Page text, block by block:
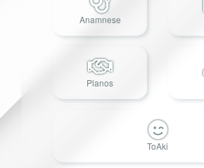
Anamnese
Planos
ToAki